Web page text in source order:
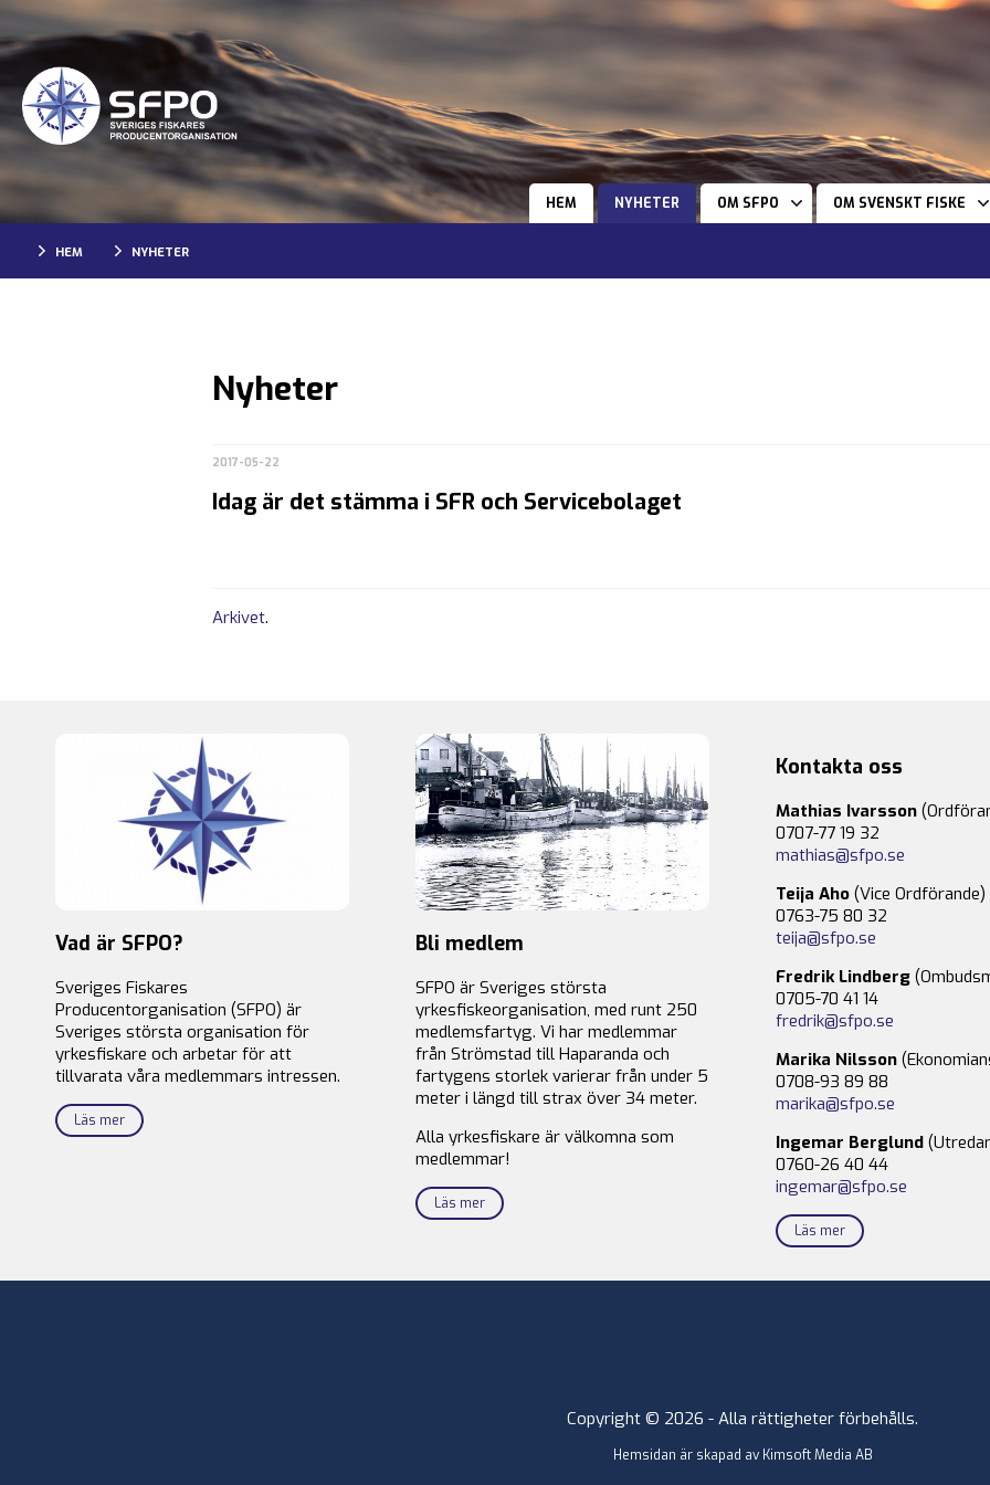
HEM NYHETER OM SFPO OM SVENSKT FISKE
HEM NYHETER
Nyheter
2017-05-22
Idag är det stämma i SFR och Servicebolaget
Arkivet.
Vad är SFPO?
Sveriges Fiskares
Producentorganisation (SFPO) är
Sveriges största organisation för
yrkesfiskare och arbetar för att
tillvarata våra medlemmars intressen.
Läs mer
Bli medlem
SFPO är Sveriges största
yrkesfiskeorganisation, med runt 250
medlemsfartyg. Vi har medlemmar
från Strömstad till Haparanda och
fartygens storlek varierar från under 5
meter i längd till strax över 34 meter.
Alla yrkesfiskare är välkomna som
medlemmar!
Läs mer
Kontakta oss
Mathias Ivarsson
0707-77 19 32
mathias@sfpo.se
Teija Aho (Vice Ordförande)
0763-75 80 32
teija@sfpo.se
Fredrik Lindberg
0705-70 41 14
fredrik@sfpo.se
Marika Nilsson
0708-93 89 88
marika@sfpo.se
Ingemar Berglund
0760-26 40 44
ingemar@sfpo.se
Läs mer
Copyright © 2026 - Alla rättigheter förbehålls.
Hemsidan är skapad av Kimsoft Media AB